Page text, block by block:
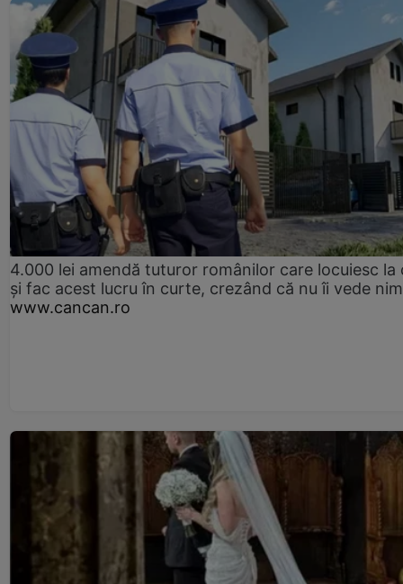
4.000 lei amendă tuturor românilor care locuiesc la
și fac acest lucru în curte, crezând că nu îi vede
www.cancan.ro